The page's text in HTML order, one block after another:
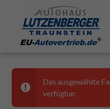
Das ausgewählte
verfügbar.